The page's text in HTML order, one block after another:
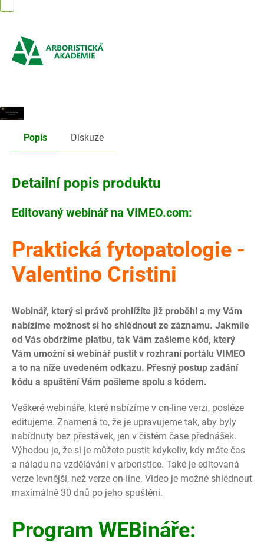
obsah
Popis Diskuze
Detailní popis produktu
Editovaný webinář na VIMEO.com:
Praktická fytopatologie -
Valentino Cristini
Webinář, který si právě prohlížíte již proběhl a my Vám
nabízíme možnost si ho shlédnout ze záznamu. Jakmile
od Vás obdržíme platbu, tak Vám zašleme kód, který
Vám umožní si webinář pustit v rozhraní portálu VIMEO
a to na níže uvedeném odkazu. Přesný postup zadání
kódu a spuštění Vám pošleme spolu s kódem.
Veškeré webináře, které nabízíme v on-line verzi, posléze
editujeme. Znamená to, že je upravujeme tak, aby byly
nabídnuty bez přestávek, jen v čistém čase přednášek.
Výhodou je, že si je můžete pustit kdykoliv, kdy máte čas
a náladu na vzdělávání v arboristice. Také je editovaná
verze levnější, než verze on-line. Video je možné shlédnout
maximálně 30 dnů po jeho spuštění.
Program WEBináře: